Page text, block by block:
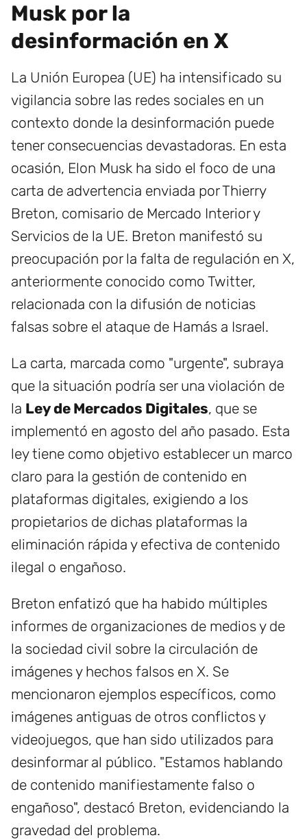
Musk por la
desinformación en X
La Unión Europea (UE) ha intensificado su
vigilancia sobre las redes sociales en un
contexto donde la desinformación puede
tener consecuencias devastadoras. En esta
ocasión, Elon Musk ha sido el foco de una
carta de advertencia enviada por Thierry
Breton, comisario de Mercado Interior y
Servicios de la UE. Breton manifestó su
preocupación por la falta de regulación en X,
anteriormente conocido como Twitter,
relacionada con la difusión de noticias
falsas sobre el ataque de Hamás a Israel.
La carta, marcada como "urgente", subraya
que la situación podría ser una violación de
la Ley de Mercados Digitales, que se
implementó en agosto del año pasado. Esta
ley tiene como objetivo establecer un marco
claro para la gestión de contenido en
plataformas digitales, exigiendo a los
propietarios de dichas plataformas la
eliminación rápida y efectiva de contenido
ilegal o engañoso.
Breton enfatizó que ha habido múltiples
informes de organizaciones de medios y de
la sociedad civil sobre la circulación de
imágenes y hechos falsos en X. Se
mencionaron ejemplos específicos, como
imágenes antiguas de otros conflictos y
videojuegos, que han sido utilizados para
desinformar al público. "Estamos hablando
de contenido manifiestamente falso o
engañoso", destacó Breton, evidenciando la
gravedad del problema.